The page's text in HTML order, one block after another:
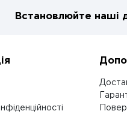
Встановлюйте наші